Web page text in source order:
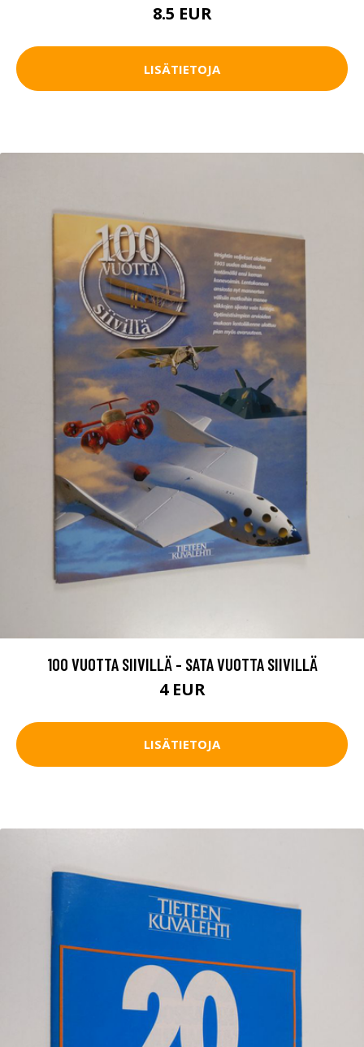
8.5 EUR
LISÄTIETOJA
100 VUOTTA SIIVILLÄ - SATA VUOTTA SIIVILLÄ
4 EUR
LISÄTIETOJA